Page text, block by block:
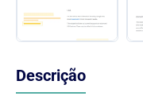
Descrição